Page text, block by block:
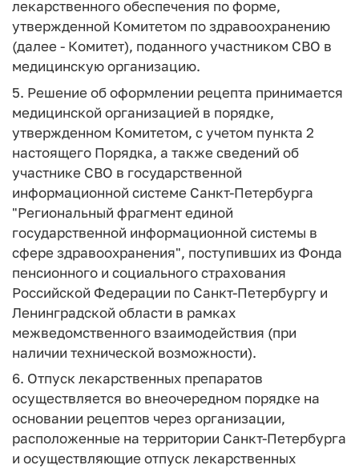
лекарственного обеспечения по форме,
утвержденной Комитетом по здравоохранению
(далее - Комитет), поданного участником СВО в
медицинскую организацию.
5. Решение об оформлении рецепта принимается
медицинской организацией в порядке,
утвержденном Комитетом, с учетом пункта 2
настоящего Порядка, а также сведений об
участнике СВО в государственной
информационной системе Санкт-Петербурга
"Региональный фрагмент единой
государственной информационной системы в
сфере здравоохранения", поступивших из Фонда
пенсионного и социального страхования
Российской Федерации по Санкт-Петербургу и
Ленинградской области в рамках
межведомственного взаимодействия (при
наличии технической возможности).
6. Отпуск лекарственных препаратов
осуществляется во внеочередном порядке на
основании рецептов через организации,
расположенные на территории Санкт-Петербурга
и осуществляющие отпуск лекарственных